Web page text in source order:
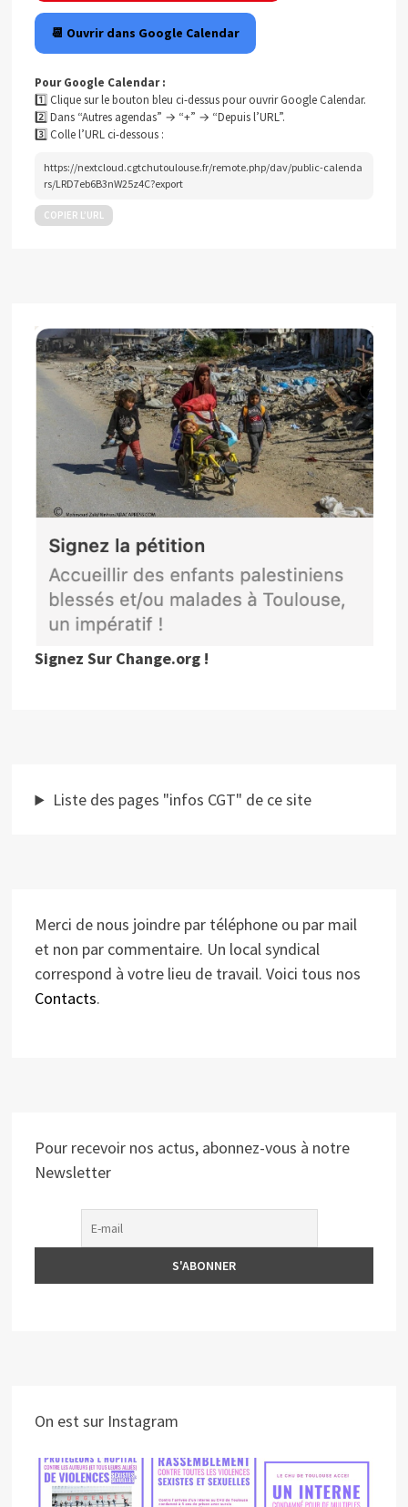
📆 Ouvrir dans Google Calendar
Pour Google Calendar :
1️⃣ Clique sur le bouton bleu ci-dessus pour ouvrir Google Calendar.
2️⃣ Dans “Autres agendas” → “+” → “Depuis l’URL”.
3️⃣ Colle l’URL ci-dessous :
https://nextcloud.cgtchutoulouse.fr/remote.php/dav/public-calenda
rs/LRD7eb6B3nW25z4C?export
COPIER L’URL
Signez Sur Change.org !
Liste des pages "infos CGT" de ce site
Merci de nous joindre par téléphone ou par mail
et non par commentaire. Un local syndical
correspond à votre lieu de travail. Voici tous nos
Contacts.
Pour recevoir nos actus, abonnez-vous à notre
Newsletter
On est sur Instagram